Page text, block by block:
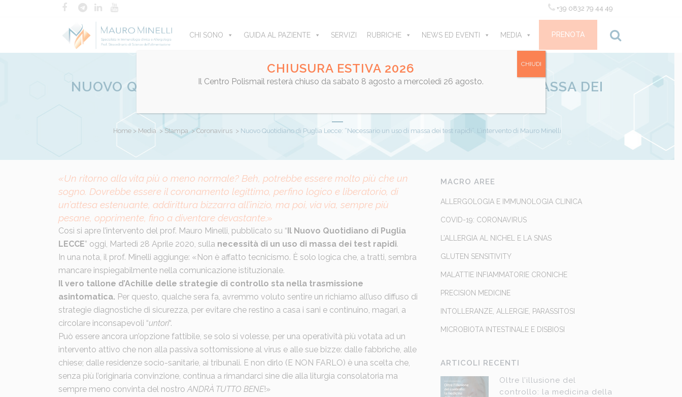
+39 0832 79 44 49
PRENOTA
CHI SONO GUIDA AL PAZIENTE SERVIZI RUBRICHE NEWS ED EVENTI MEDIA CONTATTI
NUOVO QUOTIDIANO DI PUGLIA LECCE: “NECESSARIO UN USO DI MASSA DEI
Home > Media >Stampa >Coronavirus > Nuovo Quotidiano di Puglia Lecce: “Necessario un uso di massa dei test rapidi”. L’intervento di Mauro Minelli
Posted at 13:30hinCoronavirus,in evidenza byadmin Share
«Un ritorno alla vita più o meno normale? Beh, potrebbe essere molto più che un
sogno. Dovrebbe essere il coronamento legittimo, perfino logico e liberatorio, di
un’attesa estenuante, addirittura bizzarra all’inizio, ma poi, via via, sempre più
pesane, opprimente, fino a diventare devastante.»
Così si apre l’intervento del prof. Mauro Minelli, pubblicato su “Il Nuovo Quotidiano di Puglia
LECCE” oggi, Martedì 28 Aprile 2020, sulla necessità di un uso di massa dei test rapidi.
In una nota, il prof. Minelli aggiunge: «Non è affatto tecnicismo. È solo logica che, a tratti, sembra
mancare inspiegabilmente nella comunicazione istituzionale.
Il vero tallone d’Achille delle strategie di controllo sta nella trasmissione
asintomatica. Per questo, qualche sera fa, avremmo voluto sentire un richiamo all’uso diffuso di
strategie diagnostiche di sicurezza, per evitare che restino a casa i sani e continuino, magari, a
circolare inconsapevoli “untori“.
Può essere ancora un’opzione fattibile, se solo si volesse, per una operatività più votata ad un
intervento attivo che non alla passiva sottomissione al virus e alle sue bizze: dalle fabbriche, alle
chiese; dalle residenze socio-sanitarie, ai tribunali. E non dirlo (E NON FARLO) è una scelta che,
senza più l’originaria convinzione, continua a rimandarci sine die alla liturgia consolatoria ma
sempre meno convinta del nostroANDRÀ TUTTO BENE!»
MACRO AREE
ALLERGOLOGIA E IMMUNOLOGIA CLINICA
COVID-19: CORONAVIRUS
L’ALLERGIA AL NICHEL E LA SNAS
GLUTEN SENSITIVITY
MALATTIE INFIAMMATORIE CRONICHE
PRECISION MEDICINE
INTOLLERANZE, ALLERGIE, PARASSITOSI
MICROBIOTA INTESTINALE E DISBIOSI
ARTICOLI RECENTI
Oltre l’illusione del
controllo: la medicina della
CHIUSURA ESTIVA 2026
Il Centro Polismail resterà chiuso da sabato 8 agosto a mercoledì 26 agosto.
CHIUDI